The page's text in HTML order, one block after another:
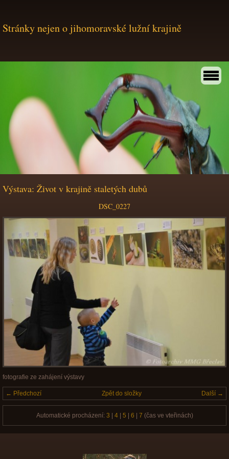
Stránky nejen o jihomoravské lužní krajině
Výstava: Život v krajině staletých dubů
DSC_0227
fotografie ze zahájení výstavy
← Předchozí Další →
Zpět do složky
Automatické procházení: 3 4| 5 6 7 (čas ve vteřinách)